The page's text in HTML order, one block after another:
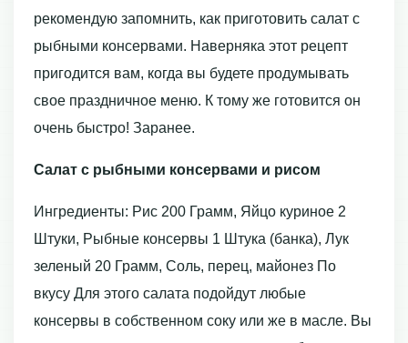
рекомендую запомнить, как приготовить салат с
рыбными консервами. Наверняка этот рецепт
пригодится вам, когда вы будете продумывать
свое праздничное меню. К тому же готовится он
очень быстро! Заранее.
Салат с рыбными консервами и рисом
Ингредиенты: Рис 200 Грамм, Яйцо куриное 2
Штуки, Рыбные консервы 1 Штука (банка), Лук
зеленый 20 Грамм, Соль, перец, майонез По
вкусу Для этого салата подойдут любые
консервы в собственном соку или же в масле. Вы